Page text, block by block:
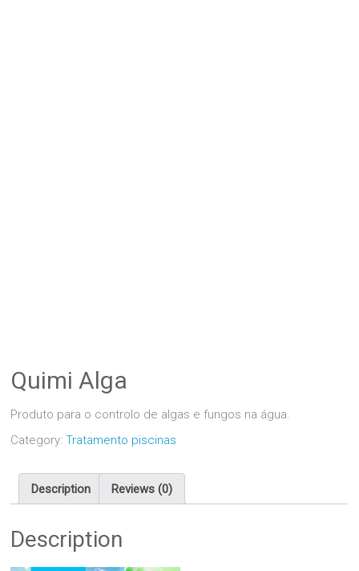
Quimi Alga
Produto para o controlo de algas e fungos na água.
Category:Tratamento piscinas
Description Reviews (0)
Description